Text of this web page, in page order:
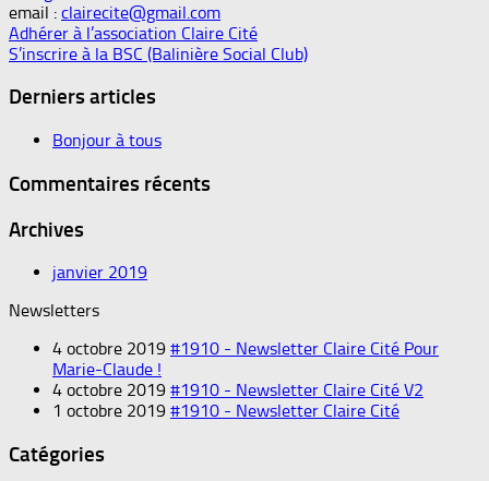
email : clairecite@gmail.com
Adhérer à l’association Claire Cité
S’inscrire à la BSC (Balinière Social Club)
Derniers articles
Bonjour à tous
Commentaires récents
Archives
janvier 2019
Newsletters
4 octobre 2019 #1910 - Newsletter Claire Cité Pour
Marie-Claude !
4 octobre 2019 #1910 - Newsletter Claire Cité V2
1 octobre 2019 #1910 - Newsletter Claire Cité
Catégories